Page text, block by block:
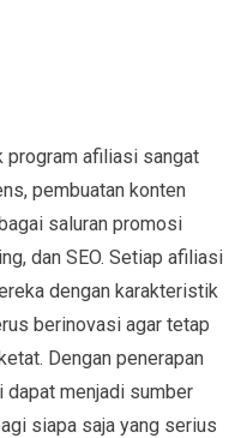
afiliasi sangat
pembuatan konten
saluran promosi
dan SEO. Setiap afiliasi
dengan karakteristik
berinovasi agar tetap
Dengan penerapan
menjadi sumber
siapa saja yang serius